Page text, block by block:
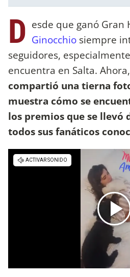
D esde que ganó Gran
Ginocchio siempre
seguidores,
encuentra en Salta. Ahora,
compartió una tierna
muestra cómo se
los premios que se llevó
todos sus fanáticos